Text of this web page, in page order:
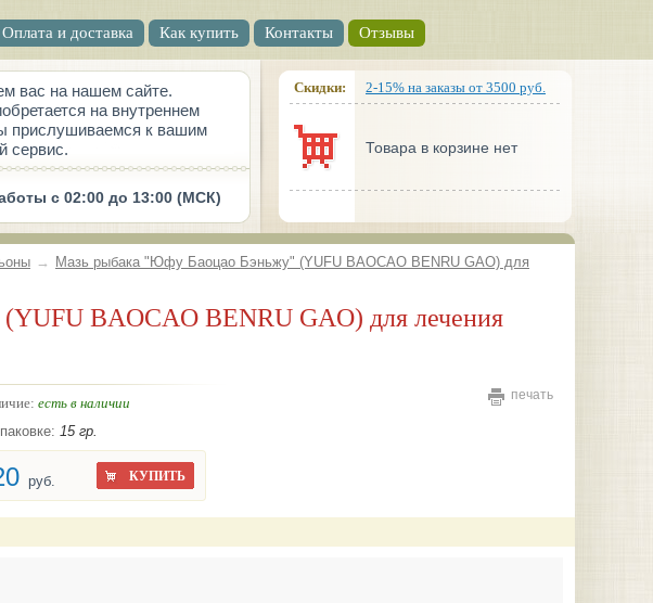
Оплата и доставка Как купить Контакты Отзывы
вас на нашем сайте.
на внутреннем
прислушиваемся к вашим
сервис.
с 02:00 до 13:00 (МСК)
Скидки: 2-15% на заказы от 3500 руб.
Товара в корзине нет
→
Мазь рыбака "Юфу Баоцао Бэньжу" (YUFU BAOCAO BENRU GAO) для
печать
есть в наличии
15 гр.
руб. КУПИТЬ